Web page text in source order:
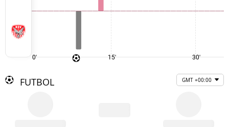
0' 15' 30'
FUTBOL GMT +00:00